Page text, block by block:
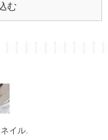
む
イル.